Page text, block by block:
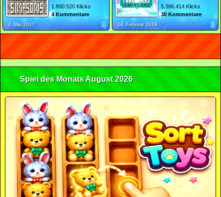
1.800.520 Klicks
4 Kommentare
2. Mai 2017
5.386.414 Klicks
30 Kommentare
14. Februar 2019
Spiel des Monats August 2026